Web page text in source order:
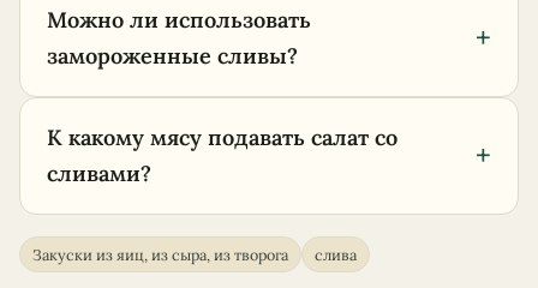
Можно ли использовать
замороженные сливы?
+
К какому мясу подавать салат со
сливами?
+
Закуски из яиц, из сыра, из творога слива